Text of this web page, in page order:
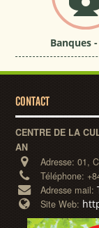
Banques
CONTACT
CENTRE DE LA
AN
Adresse:01,
Téléphone:
Adresse mail:
Site Web: